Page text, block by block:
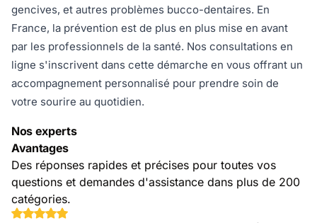
gencives, et autres problèmes bucco-dentaires. En
France, la prévention est de plus en plus mise en avant
par les professionnels de la santé. Nos consultations en
ligne s'inscrivent dans cette démarche en vous offrant un
accompagnement personnalisé pour prendre soin de
votre sourire au quotidien.
Nos experts
Avantages
Des réponses rapides et précises pour toutes vos
questions et demandes d'assistance dans plus de 200
catégories.